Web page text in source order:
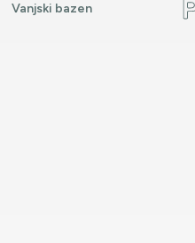
Vanjski bazen